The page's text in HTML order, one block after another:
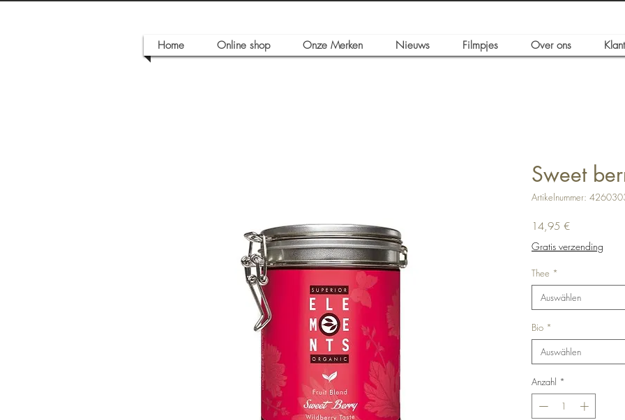
Home
Online shop Onze Merken Nieuws Filmpjes Over ons
Sweet
Artikelnummer:
14,95 €Preis
Gratis verzending
Thee *
Auswählen
Bio *
Auswählen
Anzahl *